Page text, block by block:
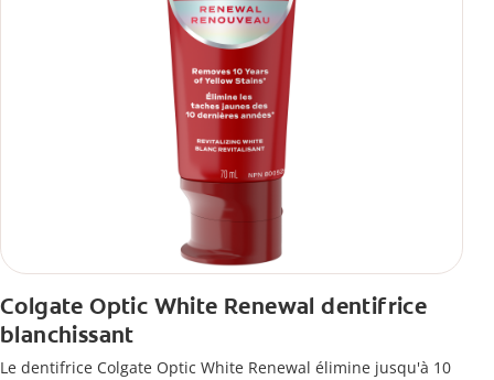
Colgate Optic White Renewal dentifrice
blanchissant
Le dentifrice Colgate Optic White Renewal élimine jusqu'à 10